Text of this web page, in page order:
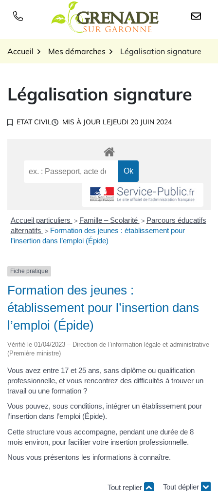
Logo Grenade sur
Accueil Mes démarches Légalisation signature
Légalisation signature
ETAT CIVIL MIS À JOUR LEJEUDI 20 JUIN 2024
Accueil particuliers > Famille – Scolarité > Parcours éducatifs
alternatifs > Formation des jeunes : établissement pour
l’insertion dans l’emploi (Épide)
Fiche pratique
Formation des jeunes :
établissement pour l’insertion dans
l’emploi (Épide)
Vérifié le 01/04/2023 – Direction de l’information légale et administrative
(Première ministre)
Vous avez entre 17 et 25 ans, sans diplôme ou qualification
professionnelle, et vous rencontrez des difficultés à trouver un
travail ou une formation ?
Vous pouvez, sous conditions, intégrer un établissement pour
l’insertion dans l’emploi (Épide).
Cette structure vous accompagne, pendant une durée de 8
mois environ, pour faciliter votre insertion professionnelle.
Nous vous présentons les informations à connaître.
Tout replier